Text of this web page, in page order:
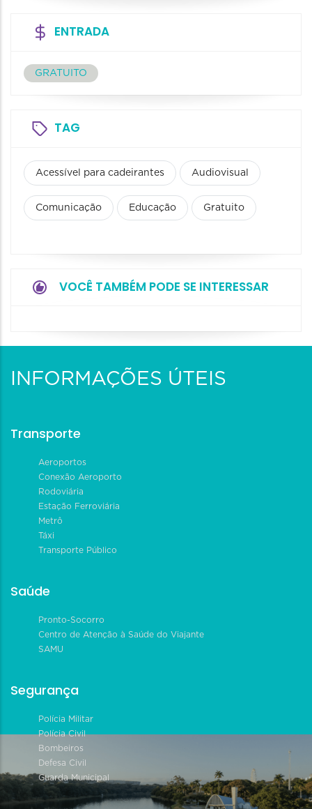
ENTRADA
GRATUITO
TAG
Acessível para cadeirantes Audiovisual
Comunicação Educação Gratuito
VOCÊ TAMBÉM PODE SE INTERESSAR
INFORMAÇÕES ÚTEIS
Transporte
Aeroportos
Conexão Aeroporto
Rodoviária
Estação Ferroviária
Metrô
Táxi
Transporte Público
Saúde
Pronto-Socorro
Centro de Atenção à Saúde do Viajante
SAMU
Segurança
Polícia Militar
Polícia Civil
Bombeiros
Defesa Civil
Guarda Municipal